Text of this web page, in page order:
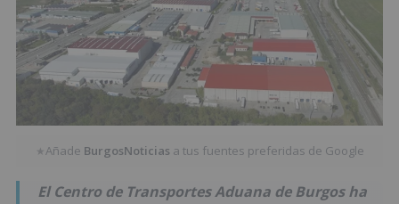
★Añade BurgosNoticias a tus fuentes preferidas de Google
El Centro de Transportes Aduana de Burgos ha